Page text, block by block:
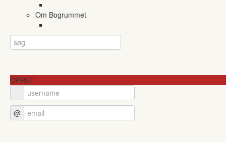
Om Bogrummet
OPRET
@